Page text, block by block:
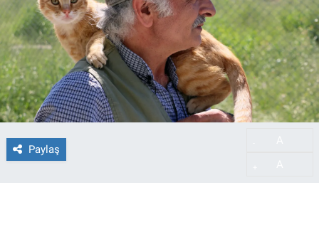
Paylaş
Künye
Son Dakika Haberleri
Haber Arşivi